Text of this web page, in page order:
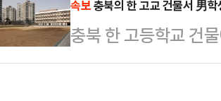
독하에 통행이 이뤄지
회는 이미 호르무즈
기에는 미국과 이스
미치지 못한 것으로
후보의 대세론이 유
수 있기 때문이다. 다
속보충북의 한 고교 건물서 男
충북 한 고등학교 건
다.28일 소방 당국에